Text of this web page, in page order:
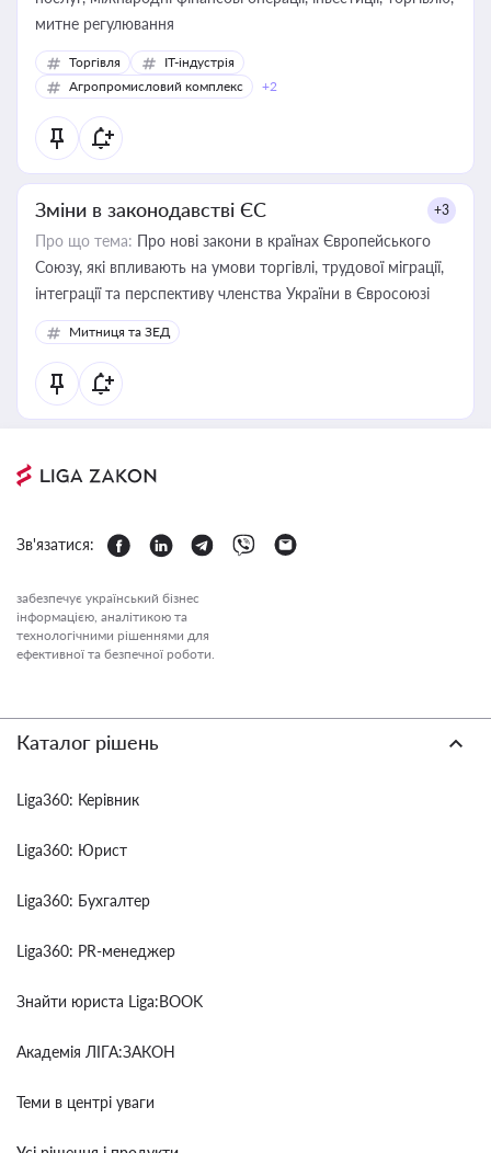
митне регулювання
Торгівля
IT-індустрія
Агропромисловий комплекс
+2
Зміни в законодавстві ЄС +3
Про що тема: Про нові закони в країнах Європейського
Союзу, які впливають на умови торгівлі, трудової міграції,
інтеграції та перспективу членства України в Євросоюзі
Митниця та ЗЕД
Зв'язатися:
забезпечує український бізнес
інформацією, аналітикою та
технологічними рішеннями для
ефективної та безпечної роботи.
Каталог рішень
Liga360: Керівник
Liga360: Юрист
Liga360: Бухгалтер
Liga360: PR-менеджер
Знайти юриста Liga:BOOK
Академія ЛІГА:ЗАКОН
Теми в центрі уваги